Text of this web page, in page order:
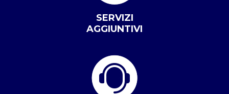
SERVIZI
AGGIUNTIVI